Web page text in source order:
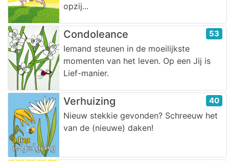
opzij...
Condoleance 53
Iemand steunen in de moeilijkste
momenten van het leven. Op een Jij is
Lief-manier.
Verhuizing 40
Nieuw stekkie gevonden? Schreeuw het
van de (nieuwe) daken!